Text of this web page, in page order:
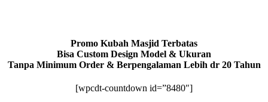
Promo Kubah Masjid Terbatas
Bisa Custom Design Model & Ukuran
Tanpa Minimum Order & Berpengalaman Lebih dr 20 Tahun
[wpcdt-countdown id=”8480″]